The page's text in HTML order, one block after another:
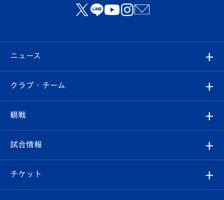
ニュース
すべて
クラブ
試合情報
クラブ・チーム
クラブ概要
エンブレム紹介
観戦
観戦ルール
はじめての観戦ガイド
試合情報
試合日程/結果
チケット